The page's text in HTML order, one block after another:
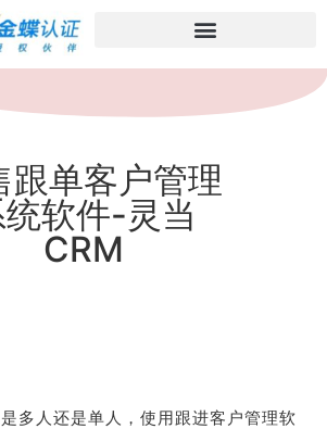
跟单客户管理
统软件-灵当
CRM
多人还是单人，使用跟进客户管理软